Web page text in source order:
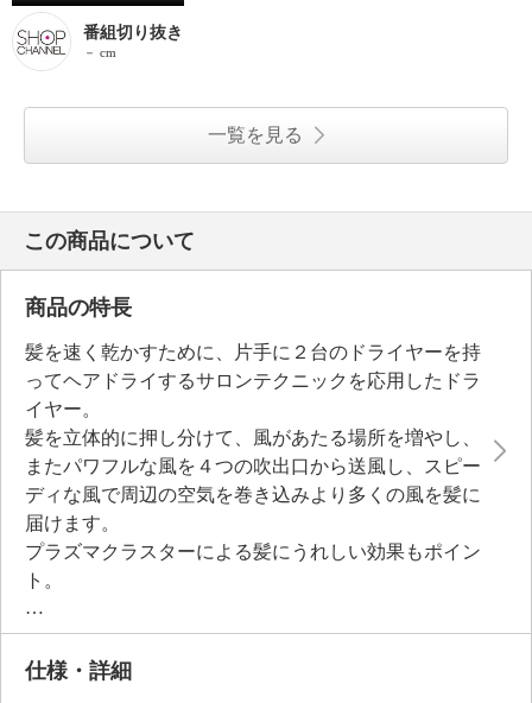
番組切り抜き
－ cm
一覧を見る
この商品について
商品の特長
髪を速く乾かすために、片手に２台のドライヤーを持
ってヘアドライするサロンテクニックを応用したドラ
イヤー。
髪を立体的に押し分けて、風があたる場所を増やし、
またパワフルな風を４つの吹出口から送風し、スピー
ディな風で周辺の空気を巻き込みより多くの風を髪に
届けます。
プラズマクラスターによる髪にうれしい効果もポイン
ト。
水分子で髪表面をうるおいコーティングし、保湿効果
を高めキューティクルを引き締めます。
プラズマクラスターイオンで、髪とブラシそれぞれの
仕様・詳細